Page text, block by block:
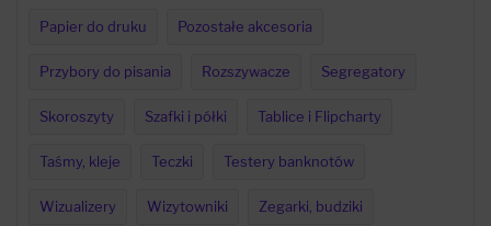
Papier do druku Pozostałe akcesoria
Przybory do pisania Rozszywacze Segregatory
Skoroszyty Szafki i półki Tablice i Flipcharty
Taśmy, kleje Teczki Testery banknotów
Wizualizery Wizytowniki Zegarki, budziki